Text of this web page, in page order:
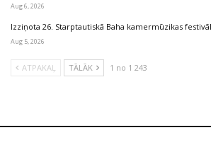
Aug 6, 2026
Izziņota 26. Starptautiskā Baha kamermūzikas
Aug 5, 2026
ATPAKAĻ TĀLĀK 1 no 1 243